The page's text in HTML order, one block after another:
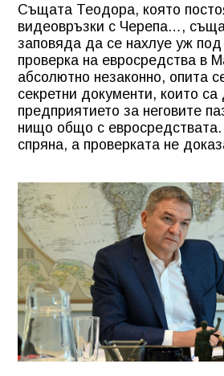
Същата Теодора, която
видеовръзки с Черепа…,
заповяда да се нахлуе уж
проверка на евросредства в
абсолютно незаконно, опита
секретни документи, които са
предприятието за неговите
нищо общо с
спряна, а проверката не